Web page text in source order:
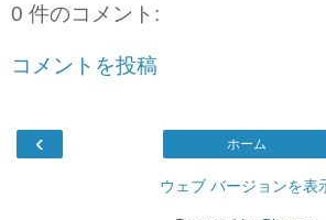
0 件のコメント:
コメントを投稿
‹ ホーム
ウェブ バージョンを表